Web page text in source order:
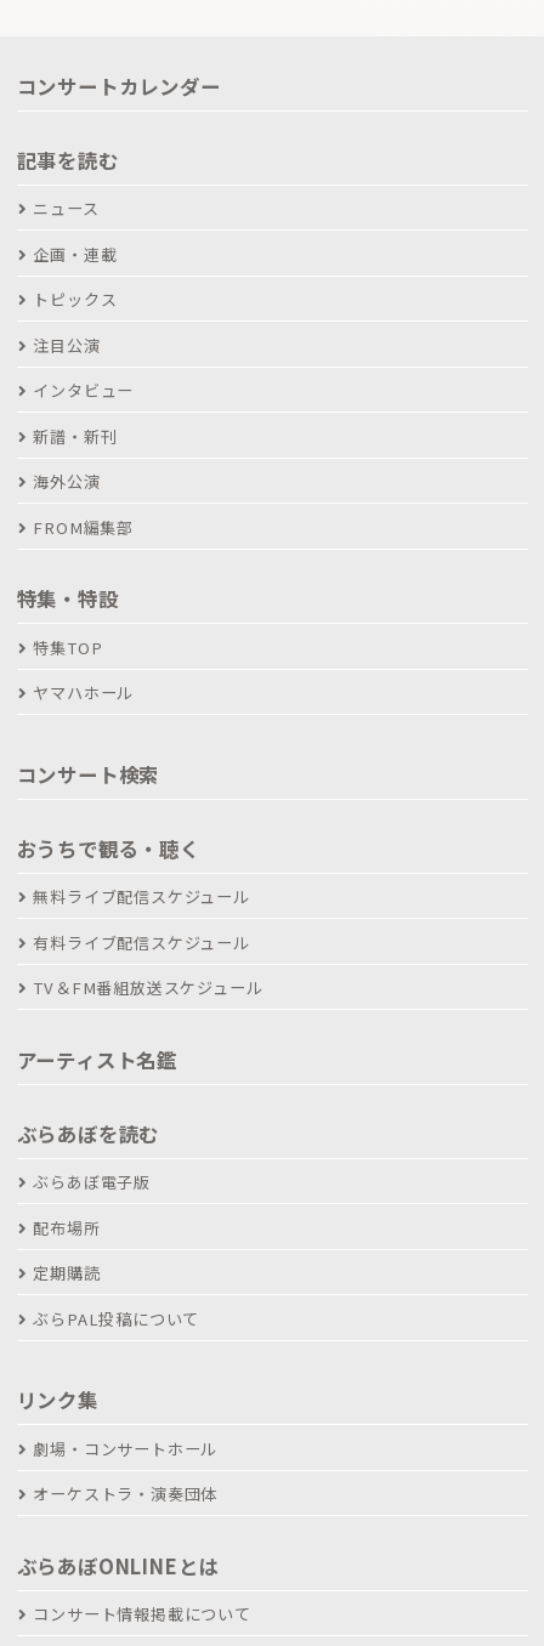
コンサートカレンダー
記事を読む
ニュース
企画・連載
トピックス
注目公演
インタビュー
新譜・新刊
海外公演
FROM編集部
特集・特設
特集TOP
ヤマハホール
コンサート検索
おうちで観る・聴く
無料ライブ配信スケジュール
有料ライブ配信スケジュール
TV＆FM番組放送スケジュール
アーティスト名鑑
ぶらあぼを読む
ぶらあぼ電子版
配布場所
定期購読
ぶらPAL投稿について
リンク集
劇場・コンサートホール
オーケストラ・演奏団体
ぶらあぼONLINEとは
コンサート情報掲載について